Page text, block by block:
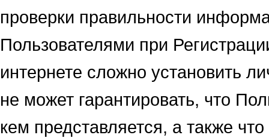
проверки правильности
Пользователями при
интернете сложно установить
не может гарантировать, что
кем представляется, а также